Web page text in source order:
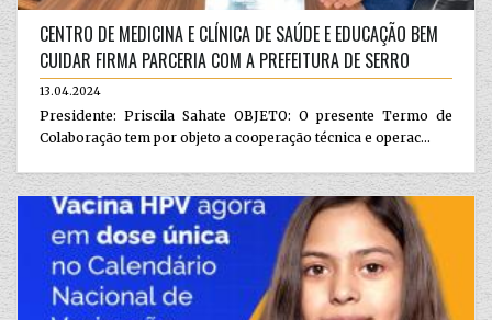
CENTRO DE MEDICINA E CLÍNICA DE SAÚDE E EDUCAÇÃO BEM
CUIDAR FIRMA PARCERIA COM A PREFEITURA DE SERRO
13.04.2024
Presidente: Priscila Sahate OBJETO: O presente Termo de
Colaboração tem por objeto a cooperação técnica e operac...